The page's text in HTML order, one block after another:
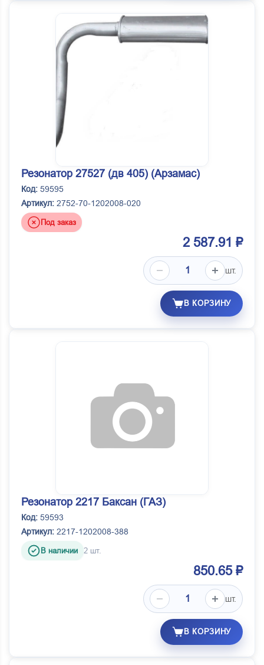
Резонатор 27527 (дв 405) (Арзамас)
Код: 59595
Артикул: 2752-70-1202008-020
Под заказ
2 587.91 ₽
шт.
В КОРЗИНУ
Резонатор 2217 Баксан (ГАЗ)
Код: 59593
Артикул: 2217-1202008-388
В наличии 2 шт.
850.65 ₽
шт.
В КОРЗИНУ